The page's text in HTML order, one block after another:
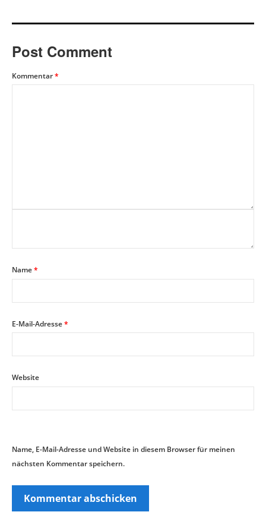
Post Comment
Kommentar*
Name*
E-Mail-Adresse*
Website
Name, E-Mail-Adresse und Website in diesem Browser für meinen
nächsten Kommentar speichern.